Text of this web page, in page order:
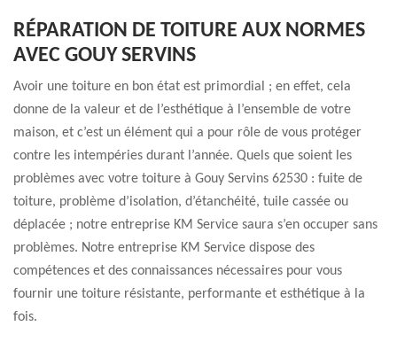
RÉPARATION DE TOITURE AUX NORMES
AVEC GOUY SERVINS
Avoir une toiture en bon état est primordial ; en effet, cela
donne de la valeur et de l’esthétique à l’ensemble de votre
maison, et c’est un élément qui a pour rôle de vous protéger
contre les intempéries durant l’année. Quels que soient les
problèmes avec votre toiture à Gouy Servins 62530 : fuite de
toiture, problème d’isolation, d’étanchéité, tuile cassée ou
déplacée ; notre entreprise KM Service saura s’en occuper sans
problèmes. Notre entreprise KM Service dispose des
compétences et des connaissances nécessaires pour vous
fournir une toiture résistante, performante et esthétique à la
fois.